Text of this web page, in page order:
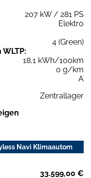
207 kW / 281 PS
Elektro
4 (Green)
18,1 kWh/100km
0 g/km
A
Zentrallager
Navi Klimaautom
33.599,00 €